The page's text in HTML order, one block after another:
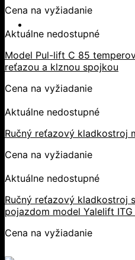
Cena na vyžiadanie
Aktuálne nedostupné
Model Pul-lift C 85
reťazou a klznou spojkou
Cena na vyžiadanie
Aktuálne nedostupné
Ručný reťazový kladkostroj
Cena na vyžiadanie
Aktuálne nedostupné
Ručný reťazový kladkostroj
pojazdom model Yalelift ITG
Cena na vyžiadanie